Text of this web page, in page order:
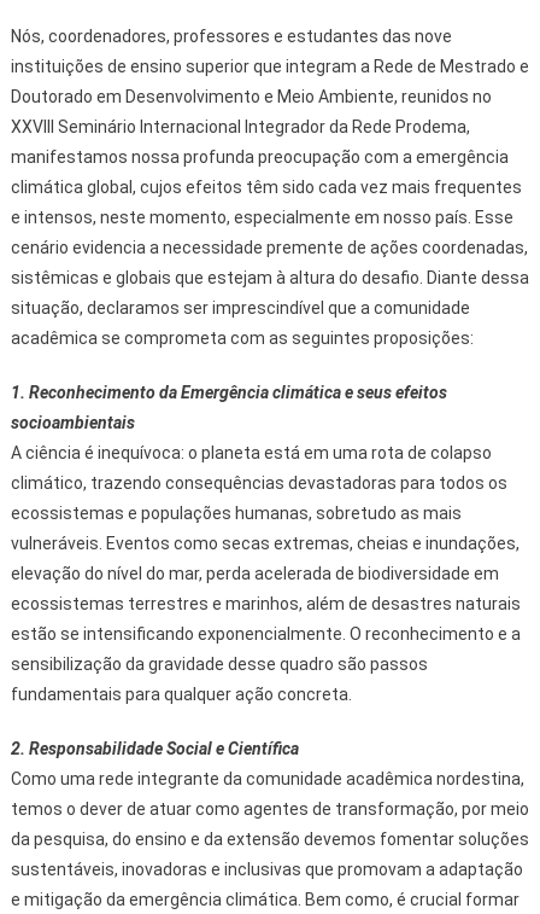
Nós, coordenadores, professores e estudantes das nove
instituições de ensino superior que integram a Rede de Mestrado e
Doutorado em Desenvolvimento e Meio Ambiente, reunidos no
XXVIII Seminário Internacional Integrador da Rede Prodema,
manifestamos nossa profunda preocupação com a emergência
climática global, cujos efeitos têm sido cada vez mais frequentes
e intensos, neste momento, especialmente em nosso país. Esse
cenário evidencia a necessidade premente de ações coordenadas,
sistêmicas e globais que estejam à altura do desafio. Diante dessa
situação, declaramos ser imprescindível que a comunidade
acadêmica se comprometa com as seguintes proposições:
1. Reconhecimento da Emergência climática e seus efeitos
socioambientais
A ciência é inequívoca: o planeta está em uma rota de colapso
climático, trazendo consequências devastadoras para todos os
ecossistemas e populações humanas, sobretudo as mais
vulneráveis. Eventos como secas extremas, cheias e inundações,
elevação do nível do mar, perda acelerada de biodiversidade em
ecossistemas terrestres e marinhos, além de desastres naturais
estão se intensificando exponencialmente. O reconhecimento e a
sensibilização da gravidade desse quadro são passos
fundamentais para qualquer ação concreta.
2. Responsabilidade Social e Científica
Como uma rede integrante da comunidade acadêmica nordestina,
temos o dever de atuar como agentes de transformação, por meio
da pesquisa, do ensino e da extensão devemos fomentar soluções
sustentáveis, inovadoras e inclusivas que promovam a adaptação
e mitigação da emergência climática. Bem como, é crucial formar